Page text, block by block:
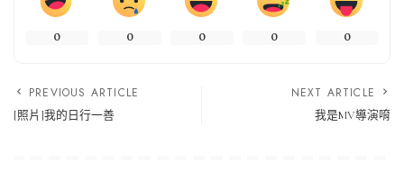
0 0 0 0 0
PREVIOUS ARTICLE
[照片]我的日行一善
NEXT ARTICLE
我是MV導演唷